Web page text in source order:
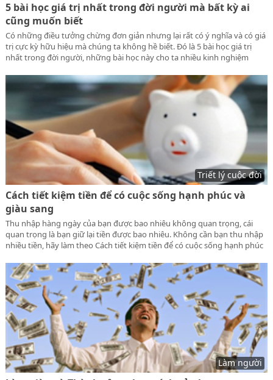
5 bài học giá trị nhất trong đời người mà bất kỳ ai
cũng muốn biết
Có những điều tưởng chừng đơn giản nhưng lại rất có ý nghĩa và có giá
trị cực kỳ hữu hiệu mà chúng ta không hề biết. Đó là 5 bài học giá trị
nhất trong đời người, những bài học này cho ta nhiều kinh nghiệm
cùng lamnguoi.net điểm qua 5 bài học giá trị nhất trong đời người mà
bất kỳ ai cũng muốn biết.
Triết lý cuộc đời
Cách tiết kiệm tiền để có cuộc sống hạnh phúc và
giàu sang
Thu nhập hàng ngày của bạn được bao nhiêu không quan trọng, cái
quan trọng là bạn giữ lại tiền được bao nhiêu. Không cần bạn thu nhập
nhiều tiền, hãy làm theo Cách tiết kiệm tiền để có cuộc sống hạnh phúc
được viên mãn
Làm người